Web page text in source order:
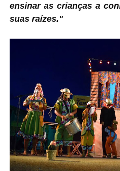
ensinar as crianças a
suas raízes."